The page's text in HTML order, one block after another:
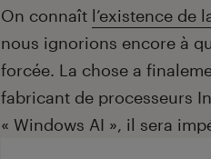
Introduction
On connaît l’existence de
nous ignorions encore à
forcée. La chose a
fabricant de processeurs
« Windows AI », il sera